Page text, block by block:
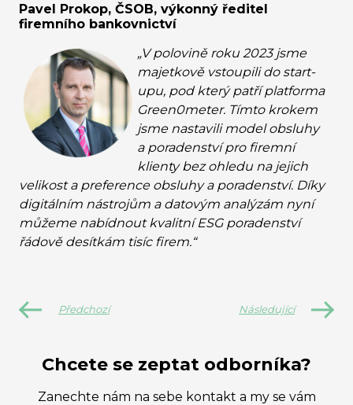
Pavel Prokop, ČSOB, výkonný ředitel
firemního bankovnictví
„V polovině roku 2023 jsme
majetkově vstoupili do start-
upu, pod který patří platforma
Green0meter. Tímto krokem
jsme nastavili model obsluhy
a poradenství pro firemní
klienty bez ohledu na jejich
velikost a preference obsluhy a poradenství. Díky
digitálním nástrojům a datovým analýzám nyní
můžeme nabídnout kvalitní ESG poradenství
řádově desítkám tisíc firem.“
Předchozí Následující
Chcete se zeptat odborníka?
Zanechte nám na sebe kontakt a my se vám